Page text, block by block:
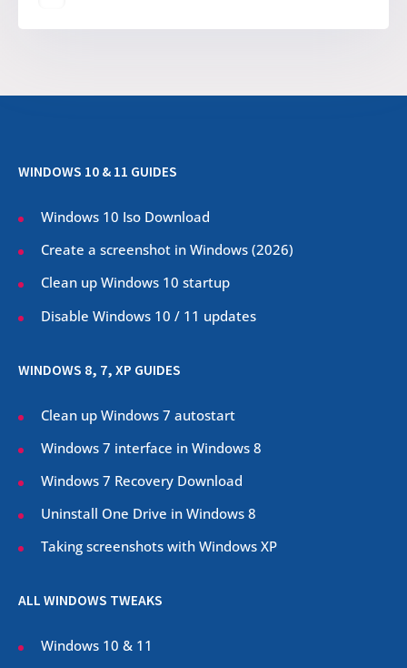
WINDOWS 10 & 11 GUIDES
Windows 10 Iso Download
Create a screenshot in Windows (2026)
Clean up Windows 10 startup
Disable Windows 10 / 11 updates
WINDOWS 8, 7, XP GUIDES
Clean up Windows 7 autostart
Windows 7 interface in Windows 8
Windows 7 Recovery Download
Uninstall One Drive in Windows 8
Taking screenshots with Windows XP
ALL WINDOWS TWEAKS
Windows 10 & 11